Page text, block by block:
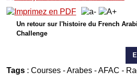
Un retour sur l'histoire du French
Challenge
Tags: Courses-Arabes-AFAC -